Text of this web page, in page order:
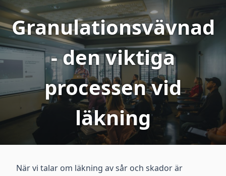
Granulationsvävnad
- den viktiga
processen vid
läkning
När vi talar om läkning av sår och skador är